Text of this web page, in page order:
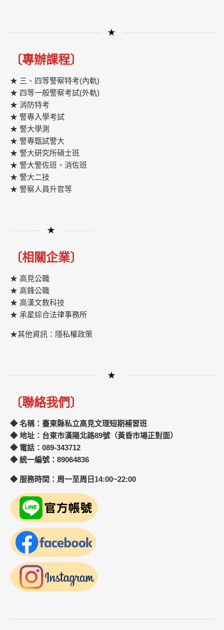
★
〔專辦課程〕
★ 三、四等警察特考(內軌)
★ 四等一般警察考試(外軌)
★ 消防特考
★ 警專入學考試
★ 警大學測
★ 警專甄試警大
★ 警大研究所碩士班
★ 警大警佐班、消佐班
★ 警大二技
★ 警察人員升官等
★
〔相關企業〕
★ 高見公職
★ 高鋒公職
★ 高漢文教科技
★ 承星綜合法律事務所
★其他資訊：隱私權政策
★
〔聯絡我們〕
◆ 名稱：臺東縣私立高見文理短期補習班
◆ 地址：台東市漢陽北路89號（黃昏市場正對面）
◆ 電話：089-343712
◆ 統一編號：89064836
◆ 服務時間：周一至周日14:00~22:00